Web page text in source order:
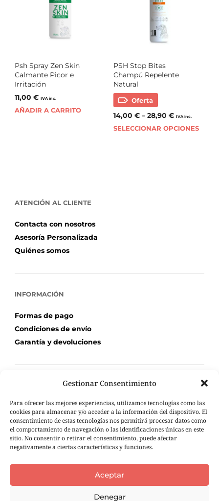
Gestionar Consentimiento
Para ofrecer las mejores experiencias, utilizamos tecnologías como las
cookies para almacenar y/o acceder a la información del dispositivo. El
consentimiento de estas tecnologías nos permitirá procesar datos como
el comportamiento de navegación o las identificaciones únicas en este
sitio. No consentir o retirar el consentimiento, puede afectar
negativamente a ciertas características y funciones.
Aceptar
Denegar
Psh Spray Zen Skin
Calmante Picor e
Irritación
11,00 € IVA inc.
AÑADIR A CARRITO
PSH Stop Bites
Champú Repelente
Natural
Oferta
14,00 €– 28,90 € IVA inc.
SELECCIONAR OPCIONES
ATENCIÓN AL CLIENTE
Contacta con nosotros
Asesoría Personalizada
Quiénes somos
INFORMACIÓN
Formas de pago
Condiciones de envío
Garantía y devoluciones
Mi Cuenta
Carrito de compra
Seguimiento de pedidos